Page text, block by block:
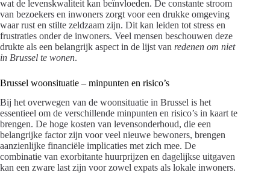
wat de levenskwaliteit kan beïnvloeden. De constante stroom
van bezoekers en inwoners zorgt voor een drukke omgeving
waar rust en stilte zeldzaam zijn. Dit kan leiden tot stress en
frustraties onder de inwoners. Veel mensen beschouwen deze
drukte als een belangrijk aspect in de lijst van redenen om niet
in Brussel te wonen.
Brussel woonsituatie – minpunten en risico’s
Bij het overwegen van de woonsituatie in Brussel is het
essentieel om de verschillende minpunten en risico’s in kaart te
brengen. De hoge kosten van levensonderhoud, die een
belangrijke factor zijn voor veel nieuwe bewoners, brengen
aanzienlijke financiële implicaties met zich mee. De
combinatie van exorbitante huurprijzen en dagelijkse uitgaven
kan een zware last zijn voor zowel expats als lokale inwoners.